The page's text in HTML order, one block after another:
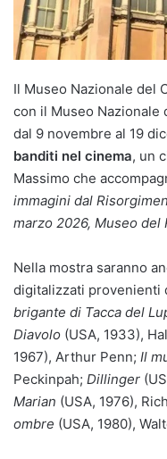
Il Museo Nazionale del
con il Museo Nazionale
dal 9 novembre al 19
banditi nel cinema, un
Massimo che
immagini dal
marzo 2026, Museo del
Nella mostra saranno
digitalizzati provenienti
brigante di Tacca del
Diavolo (USA, 1933),
1967), Arthur Penn; Il
Peckinpah; Dillinger
Marian (USA, 1976),
ombre (USA, 1980),